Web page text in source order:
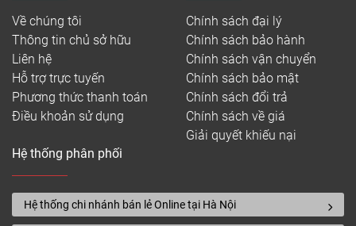
Về chúng tôi
Thông tin chủ sở hữu
Liên hệ
Hỗ trợ trực tuyến
Phương thức thanh toán
Điều khoản sử dụng
Chính sách đại lý
Chính sách bảo hành
Chính sách vận chuyển
Chính sách bảo mật
Chính sách đổi trả
Chính sách về giá
Giải quyết khiếu nại
Hệ thống phân phối
Hệ thống chi nhánh bán lẻ Online tại Hà Nội